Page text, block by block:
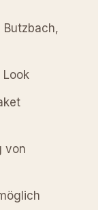
von